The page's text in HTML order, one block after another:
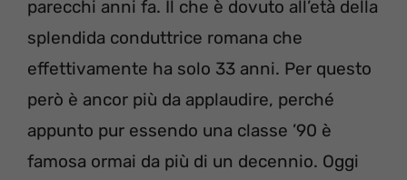
parecchi anni fa. Il che è dovuto all’età della
splendida conduttrice romana che
effettivamente ha solo 33 anni. Per questo
però è ancor più da applaudire, perché
appunto pur essendo una classe ’90 è
famosa ormai da più di un decennio. Oggi